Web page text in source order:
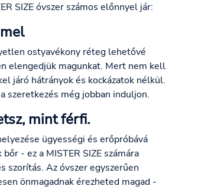
SIZE óvszer számos előnnyel jár:
ostyavékony réteg lehetővé
elengedjük magunkat. Mert nem kell
járó hátrányok és kockázatok nélkül.
szeretkezés még jobban induljon.
mint férfi.
ügyességi és erőpróbává
- ez a MISTER SIZE számára
szorítás. Az óvszer egyszerűen
önmagadnak érezheted magad -